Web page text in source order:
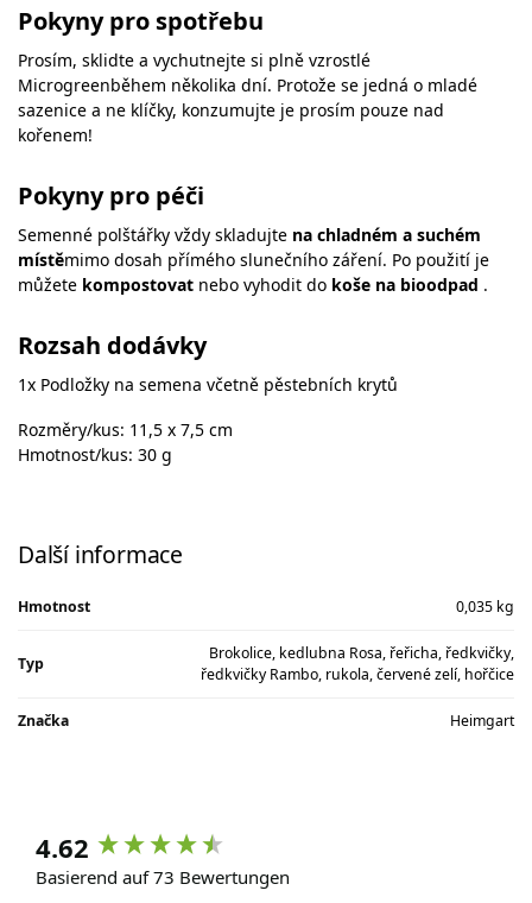
Pokyny pro spotřebu
Prosím, sklidte a vychutnejte si plně vzrostlé
Microgreenběhem několika dní. Protože se jedná o mladé
sazenice a ne klíčky, konzumujte je prosím pouze nad
kořenem!
Pokyny pro péči
Semenné polštářky vždy skladujte na chladném a suchém
místěmimo dosah přímého slunečního záření. Po použití je
můžete kompostovat nebo vyhodit do koše na bioodpad .
Rozsah dodávky
1x Podložky na semena včetně pěstebních krytů
Rozměry/kus: 11,5 x 7,5 cm
Hmotnost/kus: 30 g
Další informace
Hmotnost 0,035 kg
Typ
Brokolice, kedlubna Rosa, řeřicha, ředkvičky,
ředkvičky Rambo, rukola, červené zelí, hořčice
Značka Heimgart
4.62
Basierend auf 73 Bewertungen